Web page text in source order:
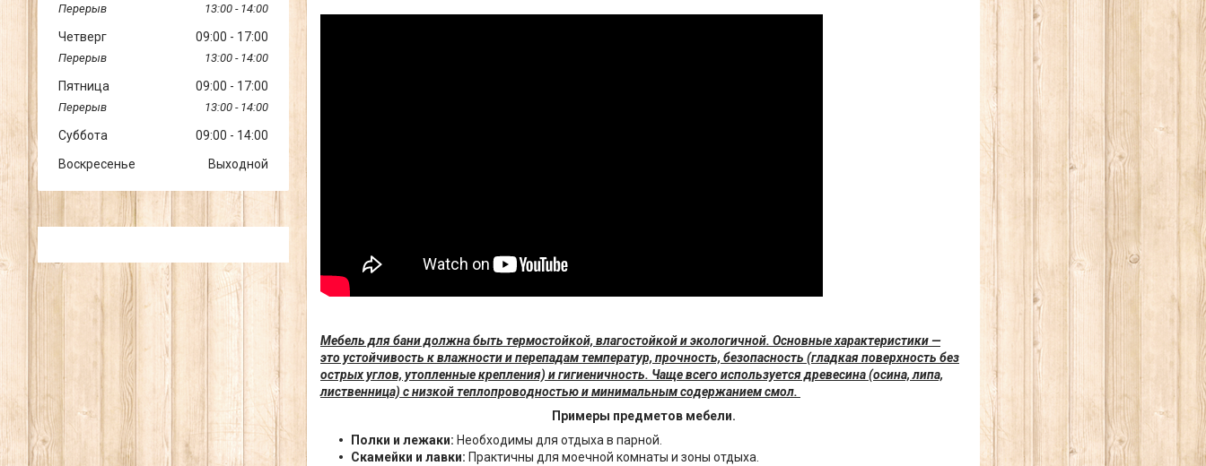
Мебель для бани должна быть термостойкой, влагостойкой и экологичной. Основные характеристики —
это устойчивость к влажности и перепадам температур, прочность, безопасность (гладкая поверхность без
острых углов, утопленные крепления) и гигиеничность. Чаще всего используется древесина (осина, липа,
лиственница) с низкой теплопроводностью и минимальным содержанием смол.
Примеры предметов мебели.
Полки и лежаки: Необходимы для отдыха в парной.
Скамейки и лавки: Практичны для моечной комнаты и зоны отдыха.
13:00 14:00
Четверг 09:00 17:00
13:00 14:00
Пятница 09:00 17:00
13:00 14:00
Суббота 09:00
14:00
Воскресенье
Выходной